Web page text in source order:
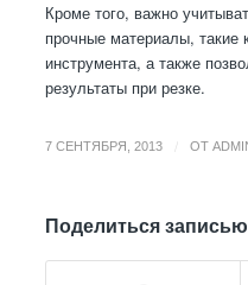
Кроме того, важно
прочные материалы, такие
инструмента, а также
результаты при резке.
7 СЕНТЯБРЯ, 2013 ОТ
Поделиться записью